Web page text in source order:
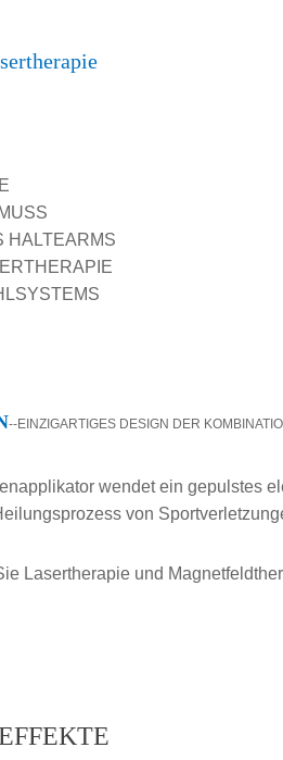
HALTEARMS
--EINZIGARTIGES DESIGN DER
wendet ein gepulstes
von
Lasertherapie und